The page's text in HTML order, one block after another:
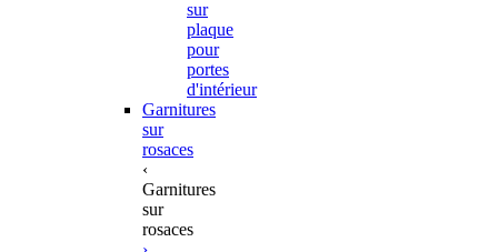
sur
plaque
pour
portes
d'intérieur
Garnitures
sur
rosaces
‹
Garnitures
sur
rosaces